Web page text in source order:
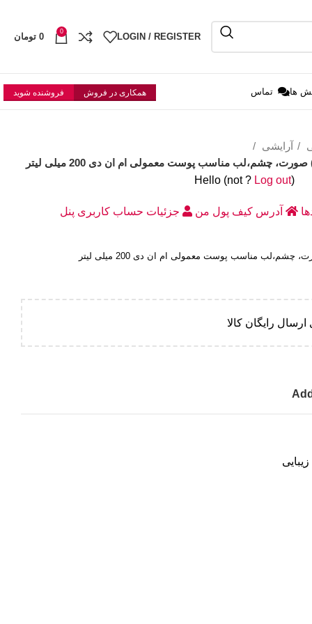
LOGIN / REGISTER
0
0 تومان
ها تماس همکاری در فروش فروشنده شوید
آرایشی
چشم،لب مناسب پوست معمولی ام ان دی 200 میلی لیتر
Hello (not? Log out)
آدرس کیف پول من جزئیات حساب کاربری پنل
مناسب پوست معمولی ام ان دی 200 میلی لیتر
رایگان کالا
زیبایی